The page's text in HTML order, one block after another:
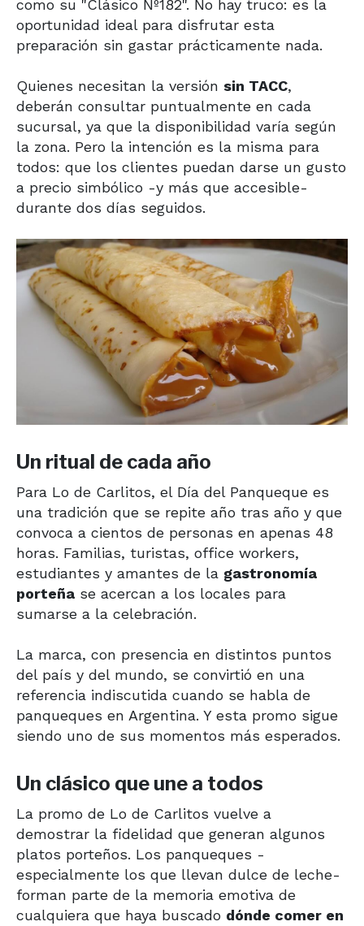
como su "Clásico Nº182". No hay truco: es la
oportunidad ideal para disfrutar esta
preparación sin gastar prácticamente nada.
Quienes necesitan la versión sin TACC,
deberán consultar puntualmente en cada
sucursal, ya que la disponibilidad varía según
la zona. Pero la intención es la misma para
todos: que los clientes puedan darse un gusto
a precio simbólico -y más que accesible-
durante dos días seguidos.
Un ritual de cada año
Para Lo de Carlitos, el Día del Panqueque es
una tradición que se repite año tras año y que
convoca a cientos de personas en apenas 48
horas. Familias, turistas, office workers,
estudiantes y amantes de la gastronomía
porteña se acercan a los locales para
sumarse a la celebración.
La marca, con presencia en distintos puntos
del país y del mundo, se convirtió en una
referencia indiscutida cuando se habla de
panqueques en Argentina. Y esta promo sigue
siendo uno de sus momentos más esperados.
Un clásico que une a todos
La promo de Lo de Carlitos vuelve a
demostrar la fidelidad que generan algunos
platos porteños. Los panqueques -
especialmente los que llevan dulce de leche-
forman parte de la memoria emotiva de
cualquiera que haya buscado dónde comer en